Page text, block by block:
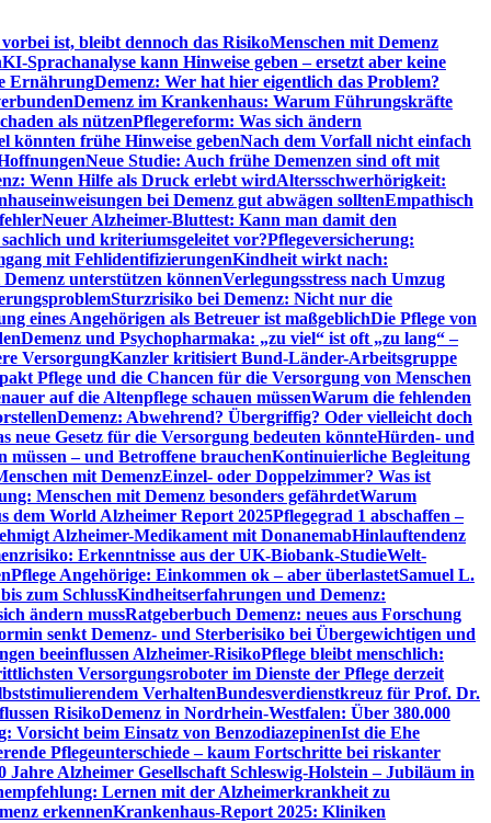
ist, bleibt dennoch das RisikoMenschen mit Demenz
KI-Sprachanalyse kann Hinweise geben – ersetzt aber keine
ErnährungDemenz: Wer hat hier eigentlich das Problem?
Demenz im Krankenhaus: Warum Führungskräfte
als nützenPflegereform: Was sich ändern
könnten frühe Hinweise gebenNach dem Vorfall nicht einfach
Neue Studie: Auch frühe Demenzen sind oft mit
Wenn Hilfe als Druck erlebt wirdAltersschwerhörigkeit:
bei Demenz gut abwägen solltenEmpathisch
Neuer Alzheimer-Bluttest: Kann man damit den
und kriteriumsgeleitet vor?Pflegeversicherung:
mit FehlidentifizierungenKindheit wirkt nach:
unterstützen könnenVerlegungsstress nach Umzug
Sturzrisiko bei Demenz: Nicht nur die
eines Angehörigen als Betreuer ist maßgeblichDie Pflege von
Demenz und Psychopharmaka: „zu viel“ ist oft „zu lang“ –
VersorgungKanzler kritisiert Bund-Länder-Arbeitsgruppe
Pflege und die Chancen für die Versorgung von Menschen
auf die Altenpflege schauen müssenWarum die fehlenden
Demenz: Abwehrend? Übergriffig? Oder vielleicht doch
neue Gesetz für die Versorgung bedeuten könnteHürden- und
– und Betroffene brauchenKontinuierliche Begleitung
mit DemenzEinzel- oder Doppelzimmer? Was ist
Menschen mit Demenz besonders gefährdetWarum
dem World Alzheimer Report 2025Pflegegrad 1 abschaffen –
Alzheimer-Medikament mit DonanemabHinlauftendenz
Erkenntnisse aus der UK-Biobank-StudieWelt-
Pflege Angehörige: Einkommen ok – aber überlastetSamuel L.
zum SchlussKindheitserfahrungen und Demenz:
ändern mussRatgeberbuch Demenz: neues aus Forschung
senkt Demenz- und Sterberisiko bei Übergewichtigen und
beeinflussen Alzheimer-RisikoPflege bleibt menschlich:
Versorgungsroboter im Dienste der Pflege derzeit
VerhaltenBundesverdienstkreuz für Prof. Dr.
RisikoDemenz in Nordrhein-Westfalen: Über 380.000
Vorsicht beim Einsatz von BenzodiazepinenIst die Ehe
Pflegeunterschiede – kaum Fortschritte bei riskanter
Jahre Alzheimer Gesellschaft Schleswig-Holstein – Jubiläum in
Lernen mit der Alzheimerkrankheit zu
erkennenKrankenhaus-Report 2025: Kliniken